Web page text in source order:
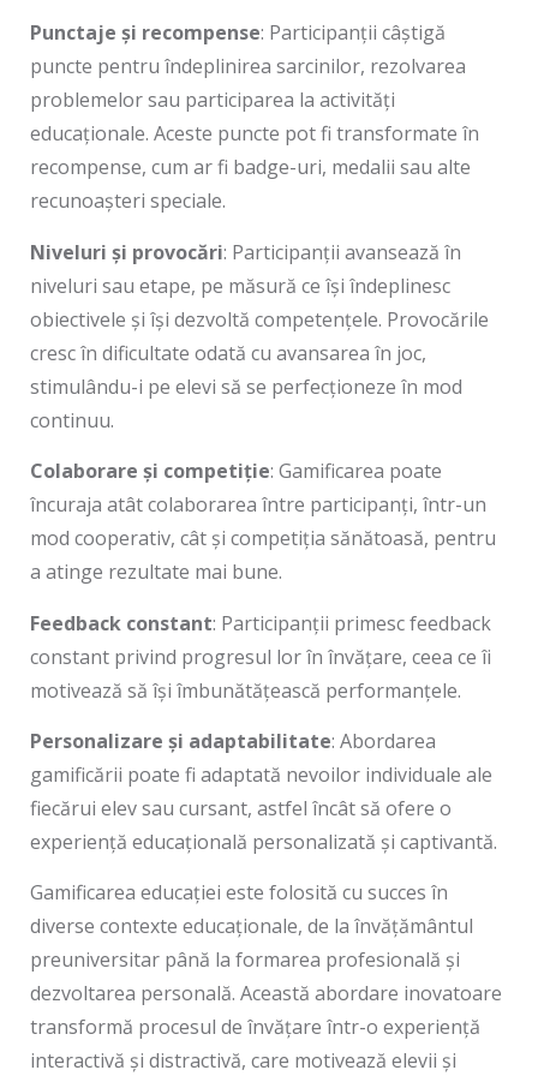
Punctaje și recompense: Participanții câștigă
puncte pentru îndeplinirea sarcinilor, rezolvarea
problemelor sau participarea la activități
educaționale. Aceste puncte pot fi transformate în
recompense, cum ar fi badge-uri, medalii sau alte
recunoașteri speciale.
Niveluri și provocări: Participanții avansează în
niveluri sau etape, pe măsură ce își îndeplinesc
obiectivele și își dezvoltă competențele. Provocările
cresc în dificultate odată cu avansarea în joc,
stimulându-i pe elevi să se perfecționeze în mod
continuu.
Colaborare și competiție: Gamificarea poate
încuraja atât colaborarea între participanți, într-un
mod cooperativ, cât și competiția sănătoasă, pentru
a atinge rezultate mai bune.
Feedback constant: Participanții primesc feedback
constant privind progresul lor în învățare, ceea ce îi
motivează să își îmbunătățească performanțele.
Personalizare și adaptabilitate: Abordarea
gamificării poate fi adaptată nevoilor individuale ale
fiecărui elev sau cursant, astfel încât să ofere o
experiență educațională personalizată și captivantă.
Gamificarea educației este folosită cu succes în
diverse contexte educaționale, de la învățământul
preuniversitar până la formarea profesională și
dezvoltarea personală. Această abordare inovatoare
transformă procesul de învățare într-o experiență
interactivă și distractivă, care motivează elevii și